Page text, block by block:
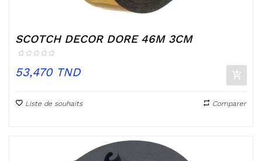
SCOTCH DECOR DORE 46M 3CM
Prix
53,470 TND
Liste de souhaits Comparer